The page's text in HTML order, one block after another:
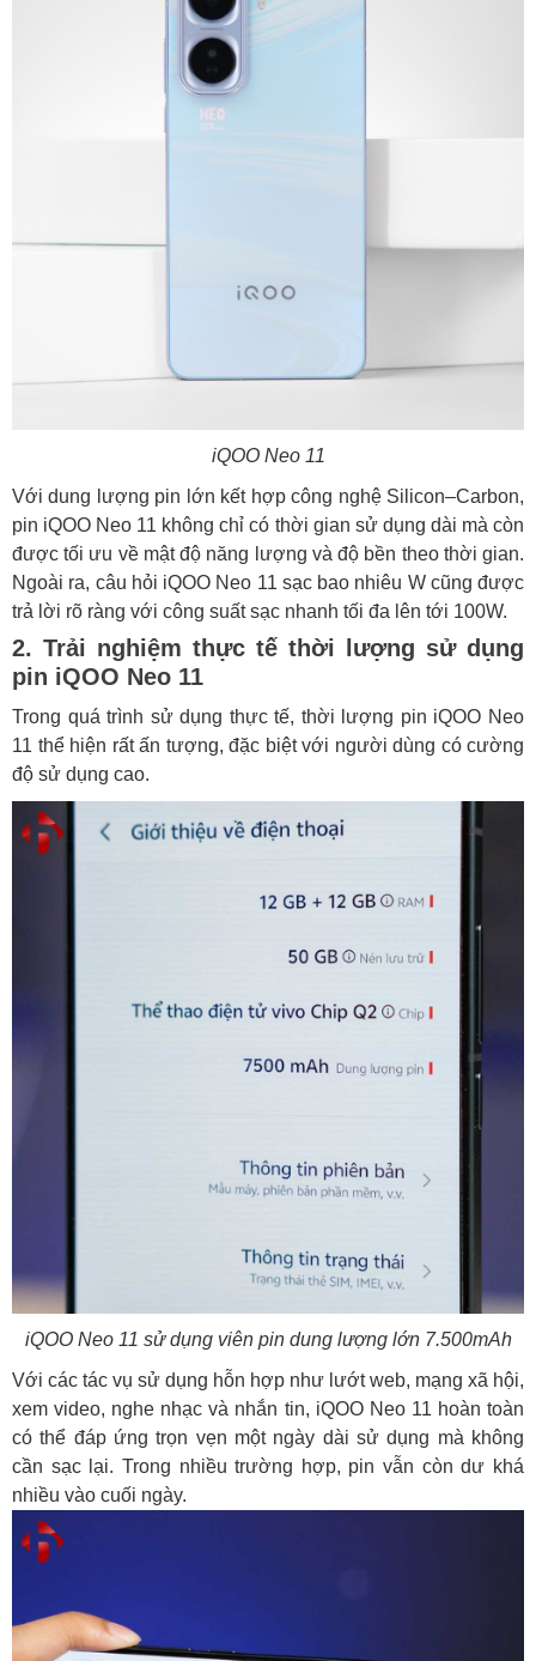
iQOO Neo 11
Với dung lượng pin lớn kết hợp công nghệ Silicon–Carbon,
pin iQOO Neo 11 không chỉ có thời gian sử dụng dài mà còn
được tối ưu về mật độ năng lượng và độ bền theo thời gian.
Ngoài ra, câu hỏi iQOO Neo 11 sạc bao nhiêu W cũng được
trả lời rõ ràng với công suất sạc nhanh tối đa lên tới 100W.
2. Trải nghiệm thực tế thời lượng sử dụng
pin iQOO Neo 11
Trong quá trình sử dụng thực tế, thời lượng pin iQOO Neo
11 thể hiện rất ấn tượng, đặc biệt với người dùng có cường
độ sử dụng cao.
iQOO Neo 11 sử dụng viên pin dung lượng lớn 7.500mAh
Với các tác vụ sử dụng hỗn hợp như lướt web, mạng xã hội,
xem video, nghe nhạc và nhắn tin, iQOO Neo 11 hoàn toàn
có thể đáp ứng trọn vẹn một ngày dài sử dụng mà không
cần sạc lại. Trong nhiều trường hợp, pin vẫn còn dư khá
nhiều vào cuối ngày.